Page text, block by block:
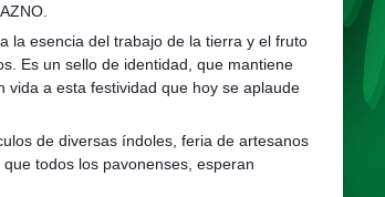
la esencia del trabajo de la tierra y el fruto
Es un sello de identidad, que mantiene
vida a esta festividad que hoy se aplaude
de diversas índoles, feria de artesanos
todos los pavonenses, esperan